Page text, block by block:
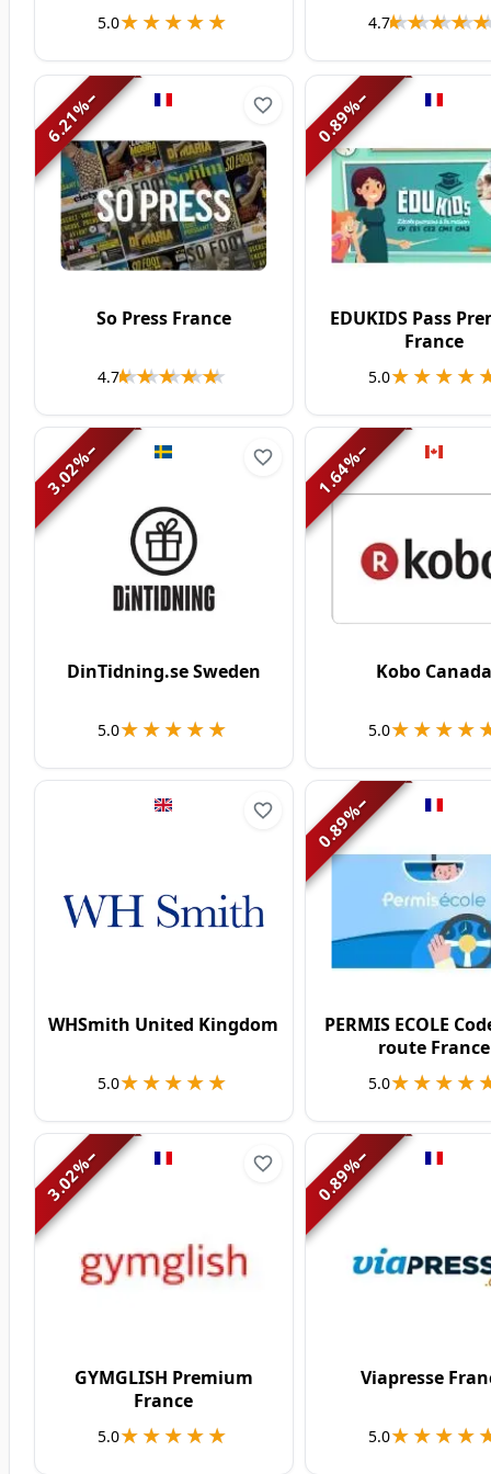
4.7
★★★★★
★★★★★
5.0
−
0.89%
EDUKIDS Pass
France
5.0
−
6.21%
So Press France
★★★★★
★★★★★
4.7
−
1.64%
Kobo Canada
5.0
−
3.02%
DinTidning.se Sweden
★★★★★
★★★★★
5.0
−
0.89%
PERMIS ECOLE
route France
5.0
WHSmith United Kingdom
★★★★★
★★★★★
5.0
−
0.89%
Viapresse
5.0
−
3.02%
GYMGLISH Premium
France
★★★★★
★★★★★
5.0